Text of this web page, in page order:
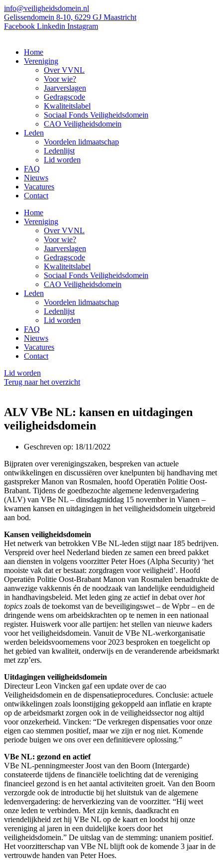
Ga
naar
de
info@veiligheidsdomein.nl
Gelissendomein 8-10, 6229 GJ Maastricht
Facebook Linkedin Instagram
Home
Vereniging
Over VVNL
Voor wie?
Jaarverslagen
Gedragscode
Kwaliteitslabel
Sociaal Fonds Veiligheidsdomein
CAO Veiligheidsdomein
Leden
Voordelen lidmaatschap
Ledenlijst
Lid worden
FAQ
Nieuws
Vacatures
Contact
Home
Vereniging
Over VVNL
Voor wie?
Jaarverslagen
Gedragscode
Kwaliteitslabel
Sociaal Fonds Veiligheidsdomein
CAO Veiligheidsdomein
Leden
Voordelen lidmaatschap
Ledenlijst
Lid worden
FAQ
Nieuws
Vacatures
Contact
Lid worden
Terug naar het overzicht
ALV VBe NL: kansen en uitdagingen
veiligheidsdomein
Geschreven op: 18/11/2022
Bijpraten over verenigingszaken, bespreken van actuele
ontwikkelingen en discussiëren over knelpunten bij handhaving met
gastspreker Manon van Rosmalen, hoofd Operatiën Politie Oost-
Brabant. Tijdens de goedbezochte algemene ledenvergadering
(ALV) van VBe NL – dinsdagmiddag 15 november in Vianen –
kwamen kansen en uitdagingen in het veiligheidsdomein uitgebreid
aan bod.
Kansen veiligheidsdomein
Het netwerk van betrokken VBe NL-leden stijgt naar 185 bedrijven.
Verspreid over heel Nederland bieden ze samen een breed pakket
aan diensten in volgens voorzitter Peter Hoes (Alpha Security) ‘het
mooiste vak dat er bestaat: zorgdragen voor veiligheid’. Hoofd
Operatiën Politie Oost-Brabant Manon van Rosmalen benadrukte de
aanwezige vakkennis én de noodzaak van landelijke eenduidigheid
in handhavingsbeleid. Met leden ging ze actief in debat overhot
topics zoals de toekomst van de beveiligingswet – de Wpbr – en de
dringende wens om arbeidskrachten op te nemen in een nationaal
register. Huiswerk voor alle partijen: het stellen van nieuwe kaders
voor het veiligheidsdomein. Vanuit de VBe NL-werkorganisatie
werden beleidsvoornemens voor 2023 besproken en toegelicht op
het gebied van kwaliteit, onderwijs en de veranderende arbeidsmarkt
met zzp’ers.
Uitdagingen veiligheidsdomein
Directeur Leon Vincken gaf een update over de cao
Veiligheidsdomein en de dispensatieprocedures. Conclusie: actuele
ontwikkelingen zoals loonstijging gekoppeld aan inflatie en krapte
op de arbeidsmarkt zorgen ook in de veiligheidssector nog altijd
voor onzekerheid. Vincken: “De verkregen dispensaties voor onze
eigen cao stemmen positief, maar we zijn er nog niet. Komende
periode buigen we ons over een definitievere oplossing.”
VBe NL: gezond en actief
VBe NL-penningmeester Joost van den Boorn (Intergarde)
constateerde tijdens de financiële toelichting dat de vereniging
financieel gezond is en het aantal activiteiten groeit. Van den Boorn
verzorgde ook de introductie bij het sluitstuk van de algemene
ledenvergadering: de herverkiezing van de voorzitter. “Hij weet
onze leden te verbinden. Met zijn kennis, daadkracht en
vriendelijkheid zet hij VBe NL op de kaart en loodst hij onze
vereniging al jaren in een duidelijke koers door het
veiligheidsdomein.” De uitslag van de stemming: unaniem positief.
Het voorzitterschap van VBe NL blijft ook de komende 3 jaar in de
vertrouwde handen van Peter Hoes.